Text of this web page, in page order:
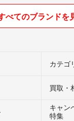
べてのブランドを
カテゴ
買取・
キャン
特集